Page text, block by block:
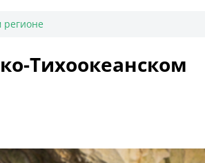
регионе
Тихоокеанском